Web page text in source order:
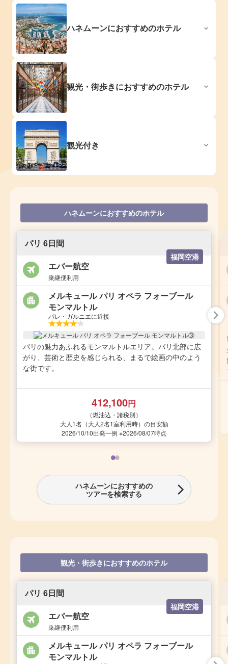
ハネムーンにおすすめのホテル
観光・街歩きにおすすめのホテル
観光付き
ハネムーンにおすすめのホテル
パリ 6日間
福岡空港
エバー航空
乗継便利用
メルキュール パリ オペラ フォーブール
モンマルトル
パレ・ガルニエに近接
パリの魅力あふれるモンマルトルエリア。パリ北部に広
がり、芸術と歴史を感じられる、まるで絵画の中のよう
な街です。
412,100円
（燃油込・諸税別）
大人1名（大人2名1室利用時）の目安額
2026/10/10出発一例 ※2026/08/07時点
ハネムーンにおすすめの
ツアーを検索する
観光・街歩きにおすすめのホテル
パリ 6日間
福岡空港
エバー航空
乗継便利用
メルキュール パリ オペラ フォーブール
モンマルトル